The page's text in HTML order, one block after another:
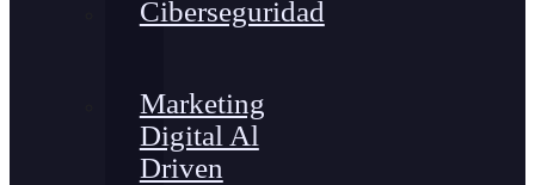
Ciberseguridad
Marketing
Digital Al
Driven